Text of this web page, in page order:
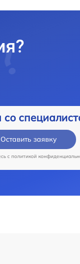
со
Оставить заявку
c политикой